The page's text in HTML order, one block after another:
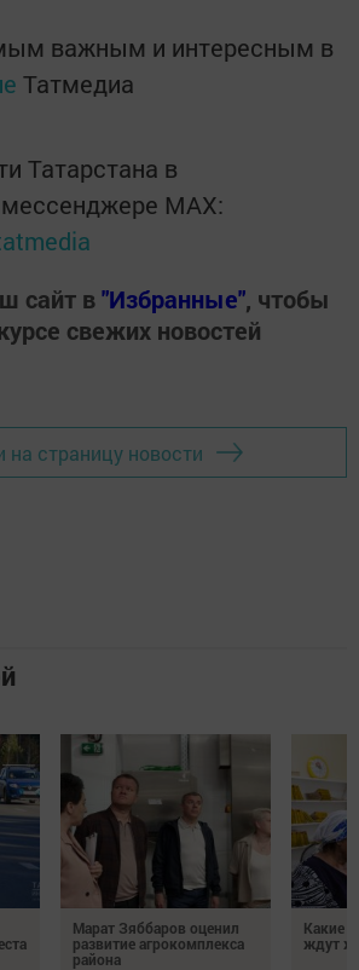
важным и интересным в
Татмедиа
Татарстана в
MАХ:
сайт в"Избранные", чтобы
свежих новостей
на страницу новости
Марат Зяббаров оценил
развитие агрокомплекса
района
Какие
ждут